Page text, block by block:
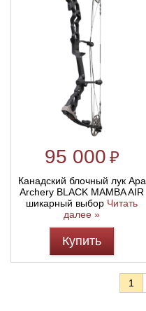
95 000 ₽
Канадский блочный лук Apa
Archery BLACK MAMBA AIR
шикарный выбор Читать
далее »
Купить
1